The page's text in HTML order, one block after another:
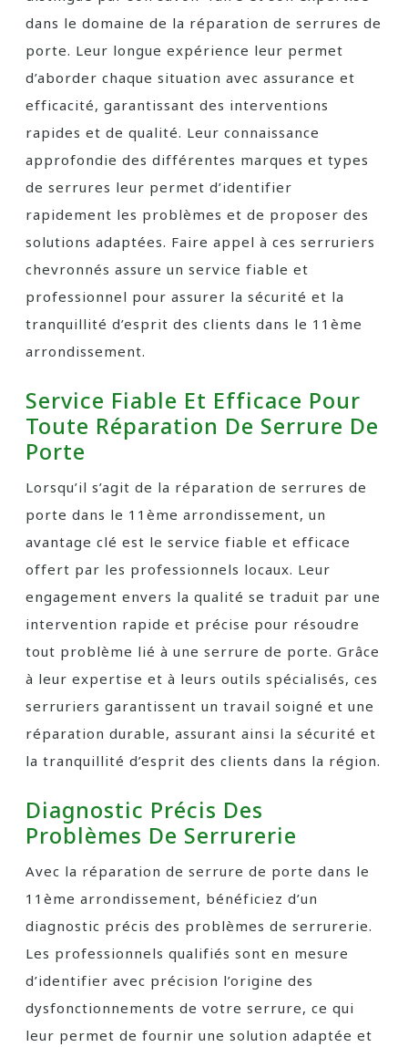
dans le domaine de la réparation de serrures de
porte. Leur longue expérience leur permet
d’aborder chaque situation avec assurance et
efficacité, garantissant des interventions
rapides et de qualité. Leur connaissance
approfondie des différentes marques et types
de serrures leur permet d’identifier
rapidement les problèmes et de proposer des
solutions adaptées. Faire appel à ces serruriers
chevronnés assure un service fiable et
professionnel pour assurer la sécurité et la
tranquillité d’esprit des clients dans le 11ème
arrondissement.
Service Fiable Et Efficace Pour
Toute Réparation De Serrure De
Porte
Lorsqu’il s’agit de la réparation de serrures de
porte dans le 11ème arrondissement, un
avantage clé est le service fiable et efficace
offert par les professionnels locaux. Leur
engagement envers la qualité se traduit par une
intervention rapide et précise pour résoudre
tout problème lié à une serrure de porte. Grâce
à leur expertise et à leurs outils spécialisés, ces
serruriers garantissent un travail soigné et une
réparation durable, assurant ainsi la sécurité et
la tranquillité d’esprit des clients dans la région.
Diagnostic Précis Des
Problèmes De Serrurerie
Avec la réparation de serrure de porte dans le
11ème arrondissement, bénéficiez d’un
diagnostic précis des problèmes de serrurerie.
Les professionnels qualifiés sont en mesure
d’identifier avec précision l’origine des
dysfonctionnements de votre serrure, ce qui
leur permet de fournir une solution adaptée et